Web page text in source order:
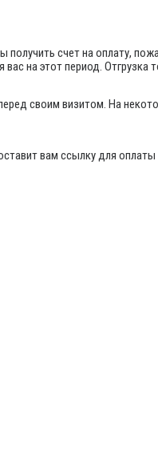
счет на оплату,
на этот период.
своим визитом. На
вам ссылку для оплаты